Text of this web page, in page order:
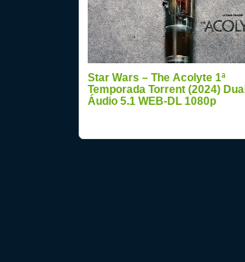
Star Wars – The Acolyte 1ª
Temporada Torrent (2024) Dual
Áudio 5.1 WEB-DL 1080p